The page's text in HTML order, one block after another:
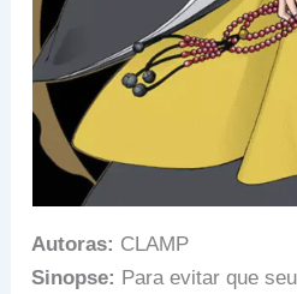
Autoras: CLAMP
Sinopse: Para evitar que